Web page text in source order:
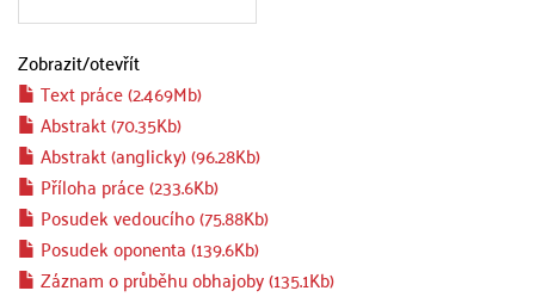
Zobrazit/otevřít
Text práce (2.469Mb)
Abstrakt (70.35Kb)
Abstrakt (anglicky) (96.28Kb)
Příloha práce (233.6Kb)
Posudek vedoucího (75.88Kb)
Posudek oponenta (139.6Kb)
Záznam o průběhu obhajoby (135.1Kb)